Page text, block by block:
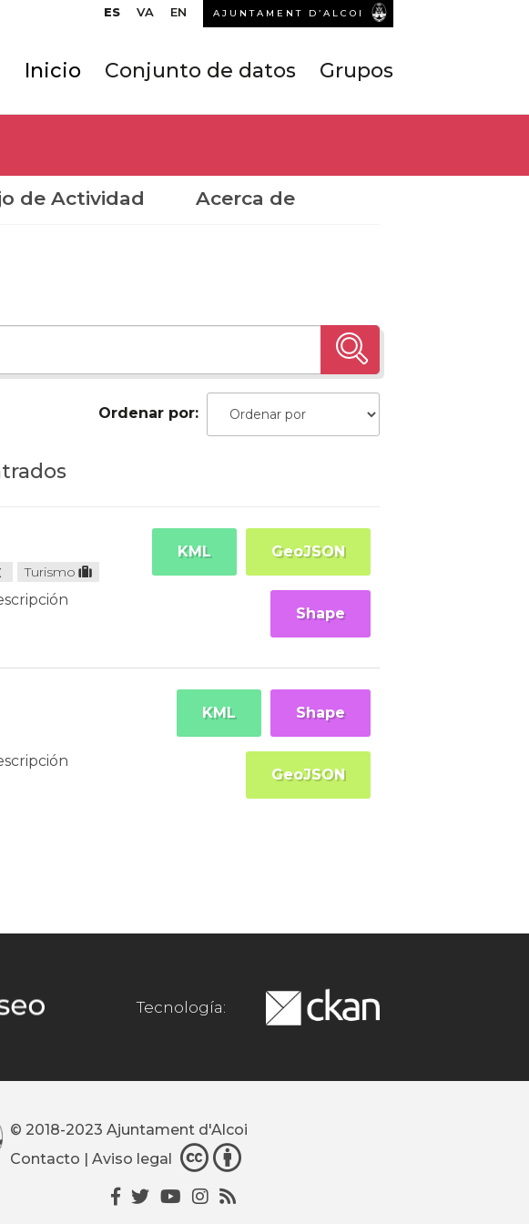
ES VA EN AJUNTAMENT D’ALCOI
Inicio Conjunto de datos Grupos
de Actividad Acerca de
Ordenar por
Turismo
GeoJSON
KML
Shape
Shape
KML
GeoJSON
Tecnología:
© 2018-2023 Ajuntament d'Alcoi
Contacto |Aviso legal